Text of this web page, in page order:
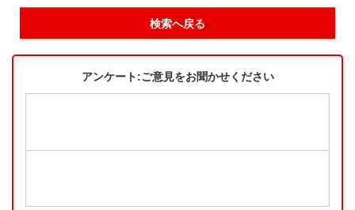
検索へ戻る
アンケート:ご意見をお聞かせください